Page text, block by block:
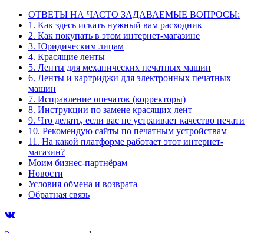
ОТВЕТЫ НА ЧАСТО ЗАДАВАЕМЫЕ ВОПРОСЫ:
1. Как здесь искать нужный вам расходник
2. Как покупать в этом интернет-магазине
3. Юридическим лицам
4. Красящие ленты
5. Ленты для механических печатных машин
6. Ленты и картриджи для электронных печатных
машин
7. Исправление опечаток (корректоры)
8. Инструкции по замене красящих лент
9. Что делать, если вас не устраивает качество печати
10. Рекомендую сайты по печатным устройствам
11. На какой платформе работает этот интернет-
магазин?
Моим бизнес-партнёрам
Новости
Условия обмена и возврата
Обратная связь